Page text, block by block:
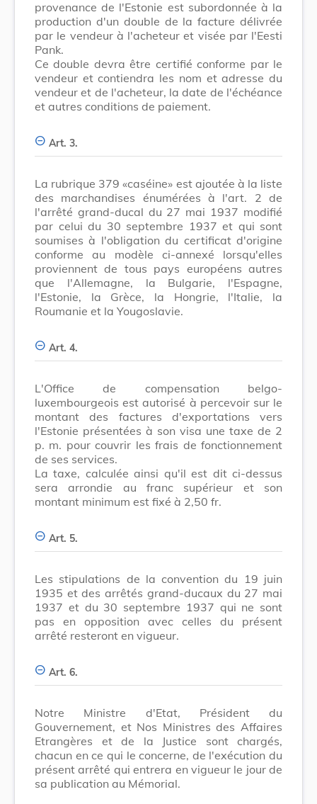
provenance de l'Estonie est subordonnée à la
production d'un double de la facture délivrée
par le vendeur à l'acheteur et visée par l'Eesti
Pank.
Ce double devra être certifié conforme par le
vendeur et contiendra les nom et adresse du
vendeur et de l'acheteur, la date de l'échéance
et autres conditions de paiement.
Art. 3.
La rubrique 379 «caséine» est ajoutée à la liste
des marchandises énumérées à l'art. 2 de
l'arrêté grand-ducal du 27 mai 1937 modifié
par celui du 30 septembre 1937 et qui sont
soumises à l'obligation du certificat d'origine
conforme au modèle ci-annexé lorsqu'elles
proviennent de tous pays européens autres
que l'Allemagne, la Bulgarie, l'Espagne,
l'Estonie, la Grèce, la Hongrie, l'Italie, la
Roumanie et la Yougoslavie.
Art. 4.
L'Office de compensation belgo-
luxembourgeois est autorisé à percevoir sur le
montant des factures d'exportations vers
l'Estonie présentées à son visa une taxe de 2
p. m. pour couvrir les frais de fonctionnement
de ses services.
La taxe, calculée ainsi qu'il est dit ci-dessus
sera arrondie au franc supérieur et son
montant minimum est fixé à 2,50 fr.
Art. 5.
Les stipulations de la convention du 19 juin
1935 et des arrêtés grand-ducaux du 27 mai
1937 et du 30 septembre 1937 qui ne sont
pas en opposition avec celles du présent
arrêté resteront en vigueur.
Art. 6.
Notre Ministre d'Etat, Président du
Gouvernement, et Nos Ministres des Affaires
Etrangères et de la Justice sont chargés,
chacun en ce qui le concerne, de l'exécution du
présent arrêté qui entrera en vigueur le jour de
sa publication au Mémorial.